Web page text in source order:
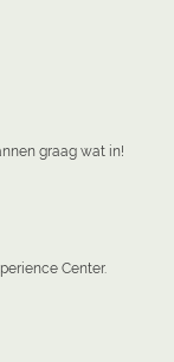
graag wat in!
Center.